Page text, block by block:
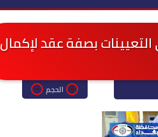
بصفة عقد لإكمال
الحجم